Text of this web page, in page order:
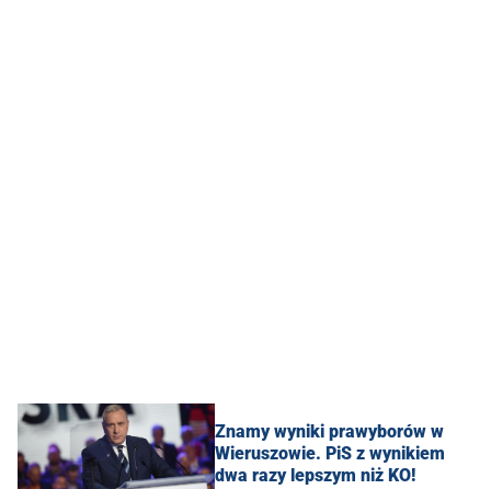
Znamy wyniki prawyborów w
Wieruszowie. PiS z wynikiem
dwa razy lepszym niż KO!